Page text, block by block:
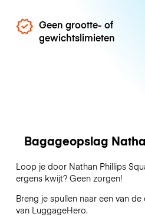
Geen grootte- of
gewichtslimieten
Bagageopslag
Loop je door Nathan Phillips
ergens kwijt? Geen zorgen!
Breng je spullen naar een van
van LuggageHero.